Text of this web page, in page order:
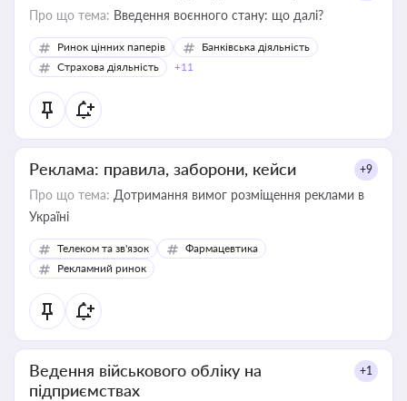
Про що тема: Введення воєнного стану: що далі?
Ринок цінних паперів
Банківська діяльність
Страхова діяльність
+11
Реклама: правила, заборони, кейси +9
Про що тема: Дотримання вимог розміщення реклами в
Україні
Телеком та зв'язок
Фармацевтика
Рекламний ринок
Ведення військового обліку на
підприємствах
+1